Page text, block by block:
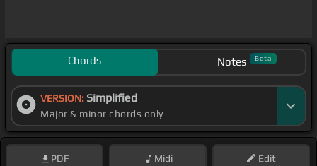
Chords Notes Beta
VERSION: Simplified
Major & minor chords only
PDF Midi Edit